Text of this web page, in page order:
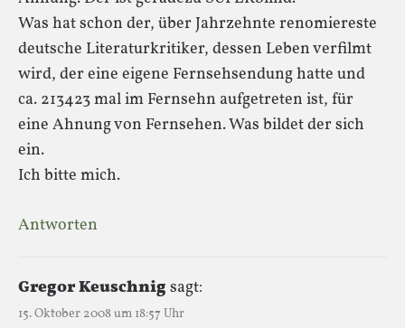
Was hat schon der, über Jahrzehnte renomiereste
deutsche Literaturkritiker, dessen Leben verfilmt
wird, der eine eigene Fernsehsendung hatte und
ca. 213423 mal im Fernsehn aufgetreten ist, für
eine Ahnung von Fernsehen. Was bildet der sich
ein.
Ich bitte mich.
Antworten
Gregor Keuschnigsagt:
15. Oktober 2008 um 18:57 Uhr